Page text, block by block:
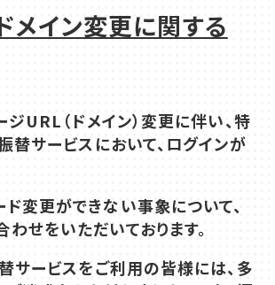
メイン変更に関する
ジURL （ドメイン）変更に伴い、特
替サービスにおいて、 ログインが
変更ができない事象について、
せをいただいております。
サービスをご利用の皆様には、多